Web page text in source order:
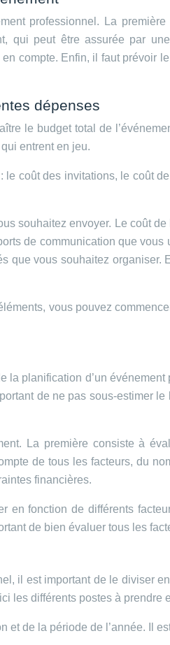
professionnel. La
qui peut être assurée par
compte. Enfin, il faut prévoir
dépenses
le budget total de
entrent en jeu.
coût des invitations, le coût
souhaitez envoyer. Le coût
de communication que
que vous souhaitez
vous pouvez
planification d’un
de ne pas sous-estimer
La première consiste à
de tous les facteurs, du
financières.
en fonction de différents
de bien évaluer tous les
il est important de le diviser
les différents postes à
de la période de l’année. Il